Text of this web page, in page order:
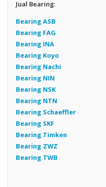
Jual Bearing:
Bearing ASB
Bearing FAG
Bearing INA
Bearing Koyo
Bearing Nachi
Bearing NIN
Bearing NSK
Bearing NTN
Bearing Schaeffler
Bearing SKF
Bearing Timken
Bearing ZWZ
Bearing TWB